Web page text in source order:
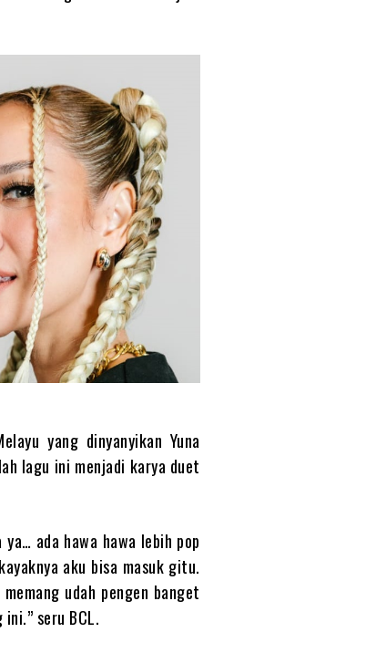
yang dinyanyikan Yuna
lagu ini menjadi karya duet
ada hawa hawa lebih pop
aku bisa masuk gitu.
udah pengen banget
seru BCL.